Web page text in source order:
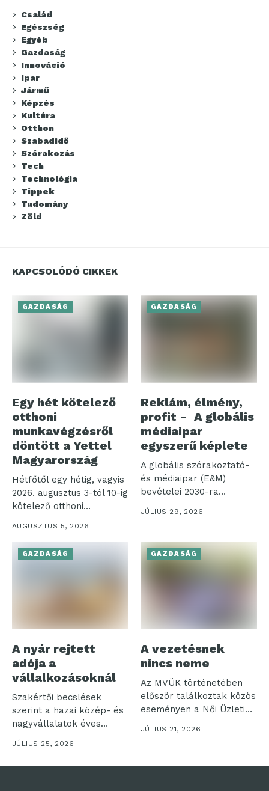
Család
Egészség
Egyéb
Gazdaság
Innováció
Ipar
Jármű
Képzés
Kultúra
Otthon
Szabadidő
Szórakozás
Tech
Technológia
Tippek
Tudomány
Zöld
KAPCSOLÓDÓ CIKKEK
GAZDASÁG
Egy hét kötelező
otthoni
munkavégzésről
döntött a Yettel
Magyarország
Hétfőtől egy hétig, vagyis
2026. augusztus 3-tól 10-ig
kötelező otthoni
AUGUSZTUS 5, 2026
GAZDASÁG
Reklám, élmény,
profit - A globális
médiaipar
egyszerű képlete
A globális szórakoztató-
és médiaipar (E&M)
bevételei 2030-ra
elérhetik a 4,2 ezer...
JÚLIUS 29, 2026
GAZDASÁG
A nyár rejtett
adója a
vállalkozásoknál
Szakértői becslések
szerint a hazai közép- és
nagyvállalatok éves
nyereségének akár
JÚLIUS 25, 2026
GAZDASÁG
A vezetésnek
nincs neme
Az MVÜK történetében
először találkoztak közös
eseményen a Női Üzleti
Klub és...
JÚLIUS 21, 2026